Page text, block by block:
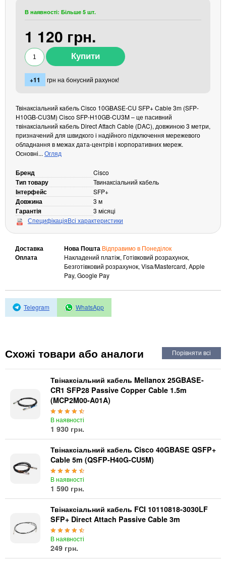
Кабелі та роз'єми
Хаби і кардридери
Фильтри та стабілізатори
Павербанки
Кабелі, роз'єми, перехідники
Акумулятори
Зовнішні блоки живлення
Периферійні пристрої
Монітори
Відеоспостереження
IP-камери
Автономне живлення
Автоматичні вимикачі
Акумулятори для ДБЖ
В наявності: Більше 5 шт.
1 120 грн.
+11 грн на бонусний рахунок!
Твінаксіальний кабель Cisco 10GBASE-CU SFP+ Cable 3m (SFP-
H10GB-CU3M) Cisco SFP-H10GB-CU3M – це пасивний
твінаксіальний кабель Direct Attach Cable (DAC), довжиною 3 метри,
призначений для швидкого і надійного підключення мережевого
обладнання в межах дата-центрів і корпоративних мереж.
Основні... Огляд
Бренд Cisco
Тип товару Твинаксіальний кабель
Інтерфейс SFP+
Довжина 3 м
Гарантія
3 місяці
СпецифікаціяВсі характеристики
Доставка Нова Пошта Відправимо в Понеділок
Оплата
Накладений платіж, Готівковий розрахунок,
Безготівковий розрахунок, Visa/Mastercard, Apple
Pay, Google Pay
Telegram WhatsApp
Схожі товари або аналоги
Твінаксіальний кабель Mellanox 25GBASE-
CR1 SFP28 Passive Copper Cable 1.5m
(MCP2M00-A01A)
В наявності
1 930 грн.
Твінаксіальний кабель Cisco 40GBASE QSFP+
Cable 5m (QSFP-H40G-CU5M)
В наявності
1 590 грн.
Твінаксіальний кабель FCI 10110818-3030LF
SFP+ Direct Attach Passive Cable 3m
В наявності
249 грн.